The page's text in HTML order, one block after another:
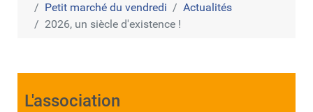
Petit marché du vendredi
Actualités
2026, un siècle d'existence !
L'association